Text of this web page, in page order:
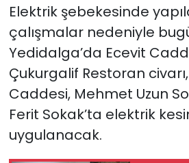
Elektrik şebekesinde
çalışmalar nedeniyle
Yedidalga’da Ecevit
Çukurgalif Restoran
Caddesi, Mehmet Uzun
Ferit Sokak’ta elektrik
uygulanacak.
Moda
Nöbetçi Eczaneler
Otomobil Dünyası
Politika